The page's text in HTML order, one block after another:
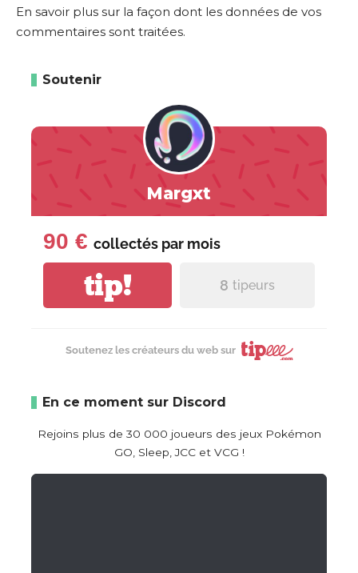
En savoir plus sur la façon dont les données de vos
commentaires sont traitées.
Soutenir
Margxt
90 € collectés par mois
tip! 8 tipeurs
Soutenez les créateurs du web sur
En ce moment sur Discord
Rejoins plus de 30 000 joueurs des jeux Pokémon
GO, Sleep, JCC et VCG !